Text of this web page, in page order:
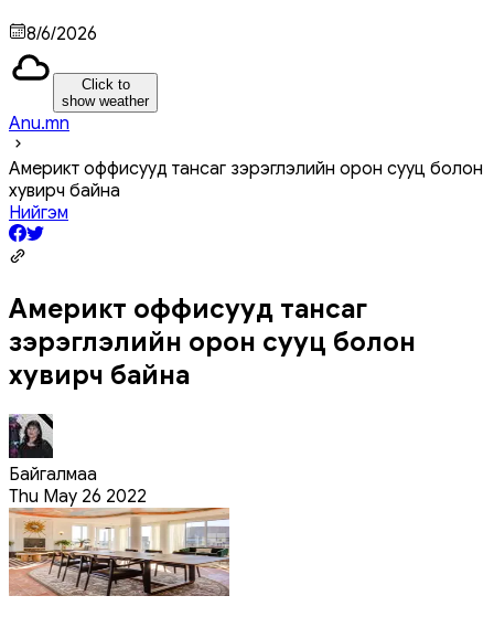
8/6/2026
Click to
show weather
Anu.mn
Америкт оффисууд тансаг зэрэглэлийн орон сууц болон
хувирч байна
Нийгэм
Америкт оффисууд тансаг
зэрэглэлийн орон сууц болон
хувирч байна
Байгалмаа
Thu May 26 2022